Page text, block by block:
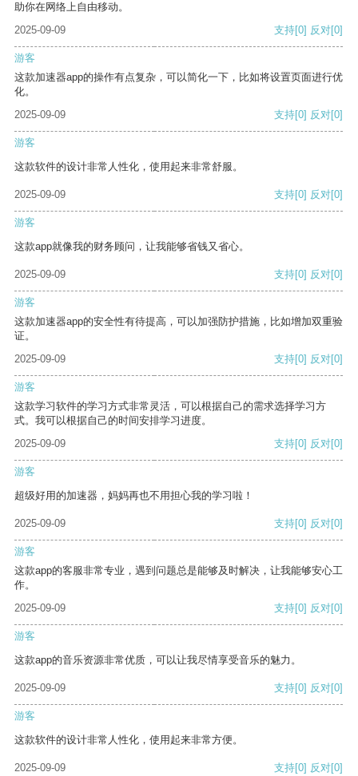
助你在网络上自由移动。
2025-09-09
支持[0] 反对[0]
游客
这款加速器app的操作有点复杂，可以简化一下，比如将设置页面进行优
化。
2025-09-09
支持[0] 反对[0]
游客
这款软件的设计非常人性化，使用起来非常舒服。
2025-09-09 支持[0] 反对[0]
游客
这款app就像我的财务顾问，让我能够省钱又省心。
2025-09-09 支持[0] 反对[0]
游客
这款加速器app的安全性有待提高，可以加强防护措施，比如增加双重验
证。
2025-09-09
支持[0] 反对[0]
游客
这款学习软件的学习方式非常灵活，可以根据自己的需求选择学习方
式。我可以根据自己的时间安排学习进度。
2025-09-09
支持[0] 反对[0]
游客
超级好用的加速器，妈妈再也不用担心我的学习啦！
2025-09-09 支持[0] 反对[0]
游客
这款app的客服非常专业，遇到问题总是能够及时解决，让我能够安心工
作。
2025-09-09
支持[0] 反对[0]
游客
这款app的音乐资源非常优质，可以让我尽情享受音乐的魅力。
2025-09-09 支持[0] 反对[0]
游客
这款软件的设计非常人性化，使用起来非常方便。
2025-09-09 支持[0] 反对[0]